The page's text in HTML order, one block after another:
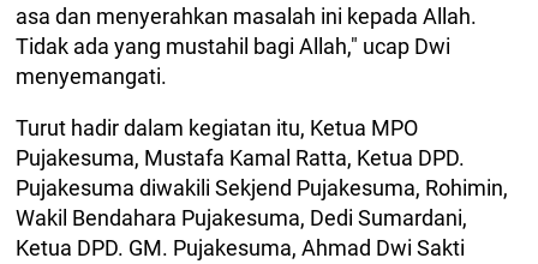
asa dan menyerahkan masalah ini kepada Allah.
Tidak ada yang mustahil bagi Allah," ucap Dwi
menyemangati.
Turut hadir dalam kegiatan itu, Ketua MPO
Pujakesuma, Mustafa Kamal Ratta, Ketua DPD.
Pujakesuma diwakili Sekjend Pujakesuma, Rohimin,
Wakil Bendahara Pujakesuma, Dedi Sumardani,
Ketua DPD. GM. Pujakesuma, Ahmad Dwi Sakti